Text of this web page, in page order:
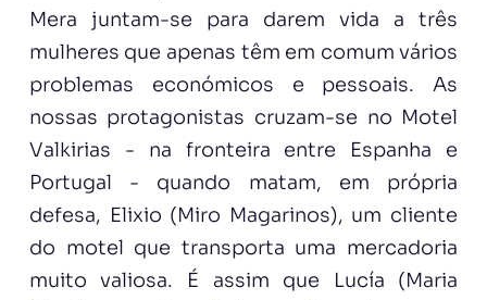
Mera juntam-se para darem vida a três
mulheres que apenas têm em comum vários
problemas económicos e pessoais. As
nossas protagonistas cruzam-se no Motel
Valkirias - na fronteira entre Espanha e
Portugal - quando matam, em própria
defesa, Elixio (Miro Magarinos), um cliente
do motel que transporta uma mercadoria
muito valiosa. É assim que Lucía (Maria